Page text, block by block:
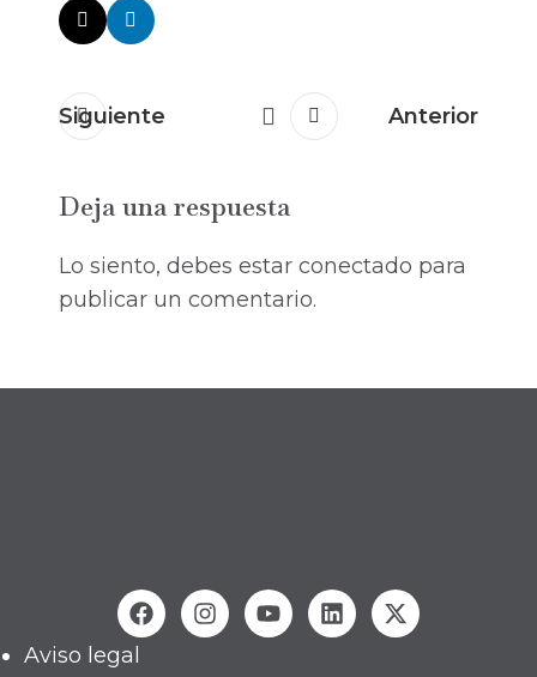
Siguiente Anterior
Deja una respuesta
Lo siento, debes estar conectado para
publicar un comentario.
Aviso legal